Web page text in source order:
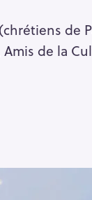
de
de la